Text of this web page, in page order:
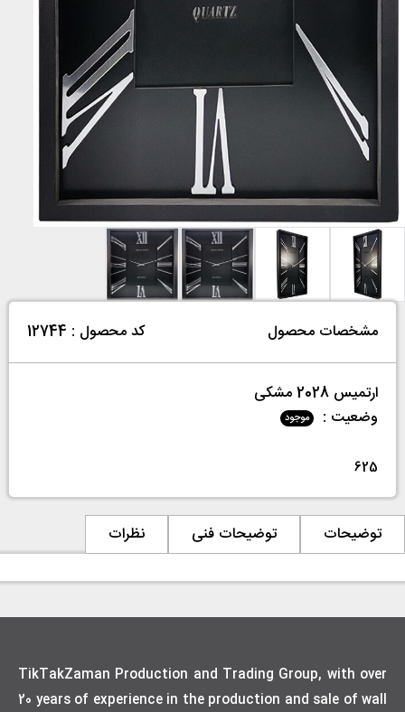
مشخصات محصول کد محصول : 12744
ارتميس 2028 مشکی
وضعیت :
موجود
625
توضیحات توضیحات فنی نظرات
TikTakZaman Production and Trading Group, with over
20 years of experience in the production and sale of wall